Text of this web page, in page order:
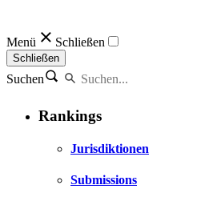
Menü Schließen
Schließen
Suchen
Rankings
Jurisdiktionen
Submissions